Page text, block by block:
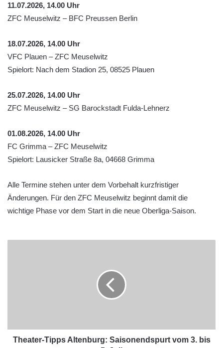
11.07.2026, 14.00 Uhr
ZFC Meuselwitz – BFC Preussen Berlin
18.07.2026, 14.00 Uhr
VFC Plauen – ZFC Meuselwitz
Spielort: Nach dem Stadion 25, 08525 Plauen
25.07.2026, 14.00 Uhr
ZFC Meuselwitz – SG Barockstadt Fulda-Lehnerz
01.08.2026, 14.00 Uhr
FC Grimma – ZFC Meuselwitz
Spielort: Lausicker Straße 8a, 04668 Grimma
Alle Termine stehen unter dem Vorbehalt kurzfristiger
Änderungen. Für den ZFC Meuselwitz beginnt damit die
wichtige Phase vor dem Start in die neue Oberliga-Saison.
Theater-Tipps Altenburg: Saisonendspurt vom 3. bis